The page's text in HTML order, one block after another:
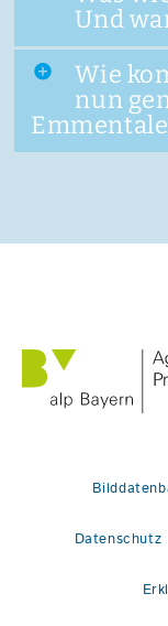
Und
Wie
nun
Datenschutz